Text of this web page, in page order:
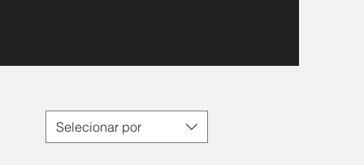
Selecionar por